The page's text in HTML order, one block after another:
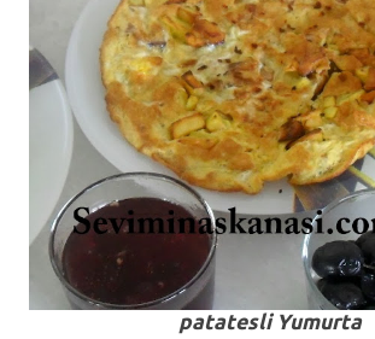
patatesli Yumurta